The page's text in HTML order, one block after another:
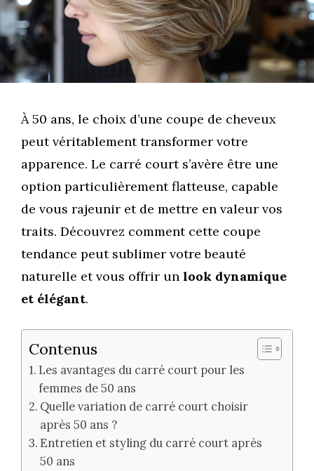
À 50 ans, le choix d’une coupe de cheveux
peut véritablement transformer votre
apparence. Le carré court s’avère être une
option particulièrement flatteuse, capable
de vous rajeunir et de mettre en valeur vos
traits. Découvrez comment cette coupe
tendance peut sublimer votre beauté
naturelle et vous offrir un look dynamique
et élégant.
Contenus
Les avantages du carré court pour les
femmes de 50 ans
Quelle variation de carré court choisir
après 50 ans ?
Entretien et styling du carré court après
50 ans